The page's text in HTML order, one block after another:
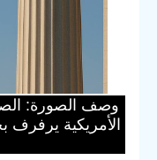
وصف الصورة:
الأمريكية يرفرف